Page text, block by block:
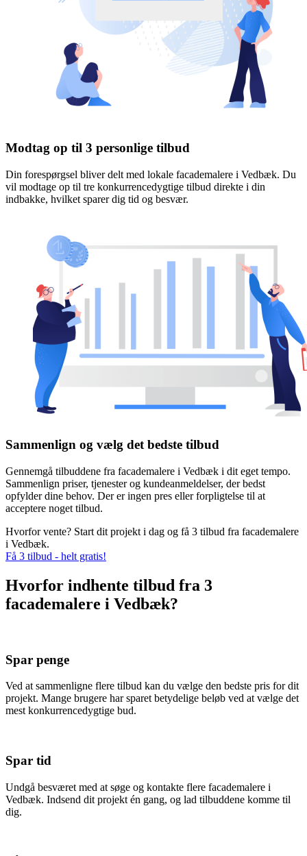
Modtag op til 3 personlige tilbud
Din forespørgsel bliver delt med lokale facademalere i Vedbæk. Du
vil modtage op til tre konkurrencedygtige tilbud direkte i din
indbakke, hvilket sparer dig tid og besvær.
Sammenlign og vælg det bedste tilbud
Gennemgå tilbuddene fra facademalere i Vedbæk i dit eget tempo.
Sammenlign priser, tjenester og kundeanmeldelser, der bedst
opfylder dine behov. Der er ingen pres eller forpligtelse til at
acceptere noget tilbud.
Hvorfor vente? Start dit projekt i dag og få 3 tilbud fra facademalere
i Vedbæk.
Få 3 tilbud - helt gratis!
Hvorfor indhente tilbud fra 3
facademalere i Vedbæk?
Spar penge
Ved at sammenligne flere tilbud kan du vælge den bedste pris for dit
projekt. Mange brugere har sparet betydelige beløb ved at vælge det
mest konkurrencedygtige bud.
Spar tid
Undgå besværet med at søge og kontakte flere facademalere i
Vedbæk. Indsend dit projekt én gang, og lad tilbuddene komme til
dig.